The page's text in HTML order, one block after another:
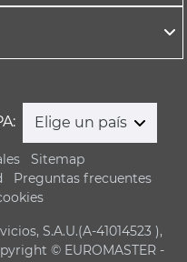
Elige un país
Sitemap
Preguntas frecuentes
S.A.U.(A-41014523 ),
© EUROMASTER -